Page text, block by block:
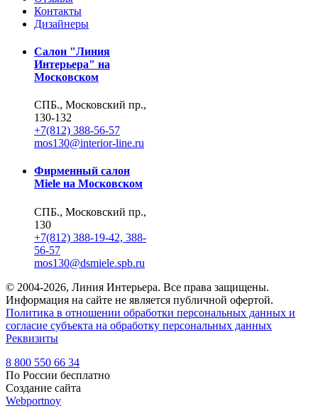
Контакты
Дизайнеры
Салон "Линия
Интерьера" на
Московском
СПБ., Московский пр.,
130-132
+7(812) 388-56-57
mos130@interior-line.ru
Фирменный салон
Miele на Московском
СПБ., Московский пр.,
130
+7(812) 388-19-42, 388-
56-57
mos130@dsmiele.spb.ru
© 2004-2026, Линия Интерьера. Все права защищены.
Информация на сайте не является публичной офертой.
Политика в отношении обработки персональных данных и
согласие субъекта на обработку персональных данных
Реквизиты
8 800 550 66 34
По России бесплатно
Создание сайта
Webportnoy